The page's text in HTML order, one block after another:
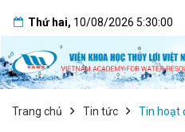
Thứ hai, 10/08/2026 5:30:01
Trang chủ Tin tức Tin hoạt